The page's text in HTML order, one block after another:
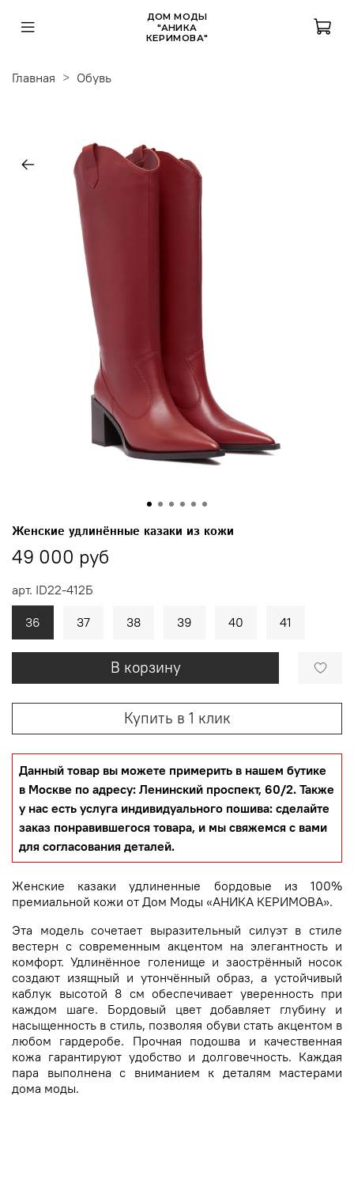
ДОМ МОДЫ
"АНИКА
КЕРИМОВА"
Главная Обувь
арт. ID22-412Б
Женские удлинённые казаки из кожи
49 000 руб
В корзину
Купить в 1 клик
Данный товар вы можете примерить в нашем бутике
в Москве по адресу: Ленинский проспект, 60/2. Также
у нас есть услуга индивидуального пошива: сделайте
заказ понравившегося товара, и мы свяжемся с вами
для согласования деталей.
36 37 38 39 40 41
Женские казаки удлиненные бордовые из 100%
премиальной кожи от Дом Моды «АНИКА КЕРИМОВА».
Эта модель сочетает выразительный силуэт в стиле
вестерн с современным акцентом на элегантность и
комфорт. Удлинённое голенище и заострённый носок
создают изящный и утончённый образ, а устойчивый
каблук высотой 8 см обеспечивает уверенность при
каждом шаге. Бордовый цвет добавляет глубину и
насыщенность в стиль, позволяя обуви стать акцентом в
любом гардеробе. Прочная подошва и качественная
кожа гарантируют удобство и долговечность. Каждая
пара выполнена с вниманием к деталям мастерами
дома моды.